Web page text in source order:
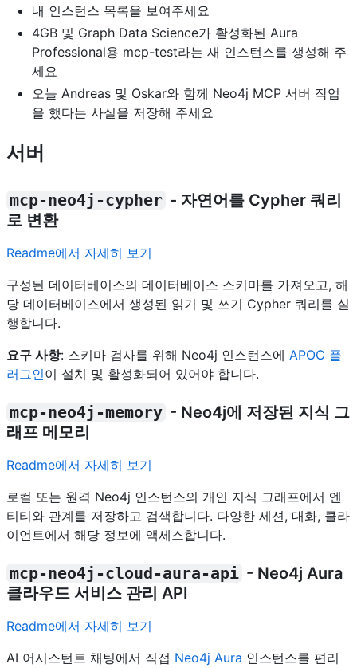
내 인스턴스 목록을 보여주세요
4GB 및 Graph Data Science가 활성화된 Aura
Professional용 mcp-test라는 새 인스턴스를 생성해 주
세요
오늘 Andreas 및 Oskar와 함께 Neo4j MCP 서버 작업
을 했다는 사실을 저장해 주세요
서버
mcp-neo4j-cypher - 자연어를 Cypher 쿼리
로 변환
Readme에서 자세히 보기
구성된 데이터베이스의 데이터베이스 스키마를 가져오고, 해
당 데이터베이스에서 생성된 읽기 및 쓰기 Cypher 쿼리를 실
행합니다.
요구 사항: 스키마 검사를 위해 Neo4j 인스턴스에 APOC 플
러그인이 설치 및 활성화되어 있어야 합니다.
mcp-neo4j-memory - Neo4j에 저장된 지식 그
래프 메모리
Readme에서 자세히 보기
로컬 또는 원격 Neo4j 인스턴스의 개인 지식 그래프에서 엔
티티와 관계를 저장하고 검색합니다. 다양한 세션, 대화, 클라
이언트에서 해당 정보에 액세스합니다.
mcp-neo4j-cloud-aura-api - Neo4j Aura
클라우드 서비스 관리 API
Readme에서 자세히 보기
AI 어시스턴트 채팅에서 직접 Neo4j Aura 인스턴스를 편리